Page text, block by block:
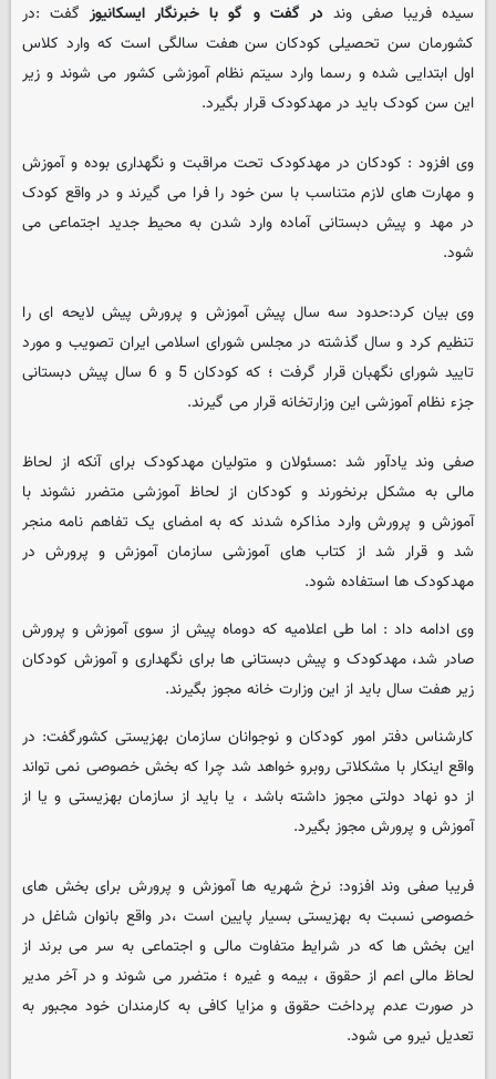
سیده فریبا صفی وند در گفت و گو با خبرنگار ایسکانیوز گفت :در
کشورمان سن تحصیلی کودکان سن هفت سالگی است که وارد کلاس
اول ابتدایی شده و رسما وارد سیتم نظام آموزشی کشور می شوند و زیر
این سن کودک باید در مهدکودک قرار بگیرد.
وی افزود : کودکان در مهدکودک تحت مراقبت و نگهداری بوده و آموزش
و مهارت های لازم متناسب با سن خود را فرا می گیرند و در واقع کودک
در مهد و پیش دبستانی آماده وارد شدن به محیط جدید اجتماعی می
شود.
وی بیان کرد:حدود سه سال پیش آموزش و پرورش پیش لایحه ای را
تنظیم کرد و سال گذشته در مجلس شورای اسلامی ایران تصویب و مورد
تایید شورای نگهبان قرار گرفت ؛ که کودکان 5 و 6 سال پیش دبستانی
جزء نظام آموزشی این وزارتخانه قرار می گیرند.
صفی وند یادآور شد :مسئولان و متولیان مهدکودک برای آنکه از لحاظ
مالی به مشکل برنخورند و کودکان از لحاظ آموزشی متضرر نشوند با
آموزش و پرورش وارد مذاکره شدند که به امضای یک تفاهم نامه منجر
شد و قرار شد از کتاب های آموزشی سازمان آموزش و پرورش در
مهدکودک ها استفاده شود.
وی ادامه داد : اما طی اعلامیه که دوماه پیش از سوی آموزش و پرورش
صادر شد، مهدکودک و پیش دبستانی ها برای نگهداری و آموزش کودکان
زیر هفت سال باید از این وزارت خانه مجوز بگیرند.
کارشناس دفتر امور کودکان و نوجوانان سازمان بهزیستی کشورگفت: در
واقع اینکار با مشکلاتی روبرو خواهد شد چرا که بخش خصوصی نمی تواند
از دو نهاد دولتی مجوز داشته باشد ، یا باید از سازمان بهزیستی و یا از
آموزش و پرورش مجوز بگیرد.
فریبا صفی وند افزود: نرخ شهریه ها آموزش و پرورش برای بخش های
خصوصی نسبت به بهزیستی بسیار پایین است ،در واقع بانوان شاغل در
این بخش ها که در شرایط متفاوت مالی و اجتماعی به سر می برند از
لحاظ مالی اعم از حقوق ، بیمه و غیره ؛ متضرر می شوند و در آخر مدیر
در صورت عدم پرداخت حقوق و مزایا کافی به کارمندان خود مجبور به
تعدیل نیرو می شود.